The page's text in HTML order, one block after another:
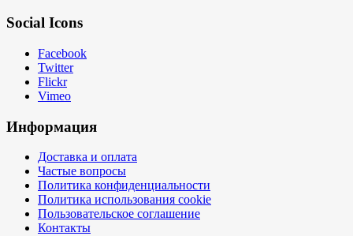
Social Icons
Facebook
Twitter
Flickr
Vimeo
Информация
Доставка и оплата
Частые вопросы
Политика конфиденциальности
Политика использования cookie
Пользовательское соглашение
Контакты